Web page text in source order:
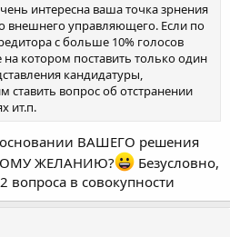
интересна ваша точка зрнения
внешнего управляющего. Если по
с больше 10% голосов
на котором поставить только один
кандидатуры,
ставить вопрос об отстранении
ит.п.
основании ВАШЕГО решения
ЖЕЛАНИЮ?
Безусловно,
вопроса в совокупности